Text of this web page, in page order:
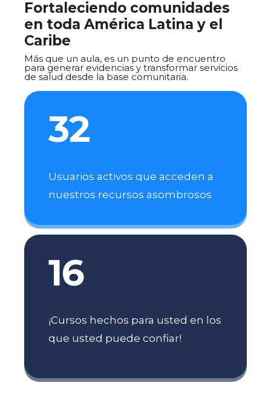
Fortaleciendo comunidades
en toda América Latina y el
Caribe
Más que un aula, es un punto de encuentro
para generar evidencias y transformar servicios
de salud desde la base comunitaria.
32
Usuarios activos que acceden a
nuestros recursos asombrosos
16
¡Cursos hechos para usted en los
que usted puede confiar!